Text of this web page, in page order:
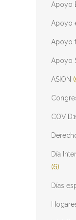
Apoyo
Apoyo
Apoyo
Apoyo
ASION
Día
(6)
Días